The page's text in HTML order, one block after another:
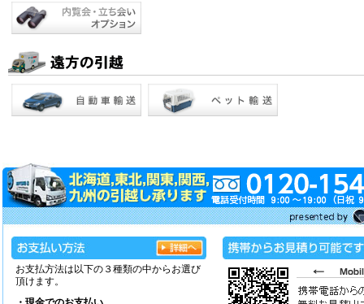
お支払方法は以下の３種類の中からお選び
頂けます。